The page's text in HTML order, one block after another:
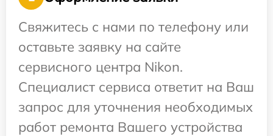
Свяжитесь с нами по телефону или
оставьте заявку на сайте
сервисного центра Nikon.
Специалист сервиса ответит на Ваш
запрос для уточнения необходимых
работ ремонта Вашего устройства